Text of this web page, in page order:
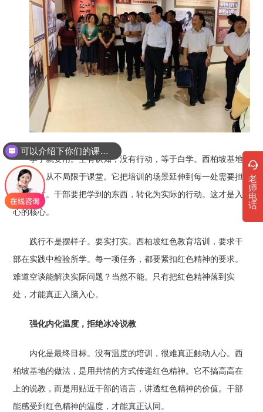
学了就要用。空有认知，没有行动，等于白学。西柏坡基地
的培训，从不局限于课堂。它把培训的场景延伸到每一处需要担
当的地方。干部要把学到的东西，转化为实际的行动。这才是入
心的核心。
践行不是摆样子。要实打实。西柏坡红色教育培训，要求干
部在实践中检验所学。每一项任务，都要紧扣红色精神的要求。
难道空谈能解决实际问题？当然不能。只有把红色精神落到实
处，才能真正入脑入心。
强化内化温度，拒绝冰冷说教
内化是最终目标。没有温度的培训，很难真正触动人心。西
柏坡基地的做法，是用共情的方式传递红色精神。它不搞高高在
上的说教，而是用贴近干部的语言，讲透红色精神的价值。干部
能感受到红色精神的温度，才能真正认同。
老
师
电
话
可以介绍下你们的课程吗？